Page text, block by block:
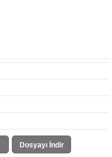
Dosyayı İndir